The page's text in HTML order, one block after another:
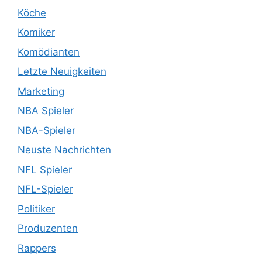
Köche
Komiker
Komödianten
Letzte Neuigkeiten
Marketing
NBA Spieler
NBA-Spieler
Neuste Nachrichten
NFL Spieler
NFL-Spieler
Politiker
Produzenten
Rappers